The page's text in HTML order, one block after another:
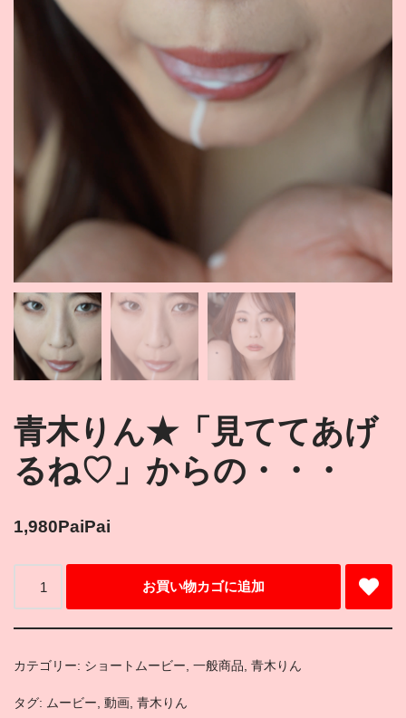
青木りん★「見ててあげ
るね♡」からの・・・
1,980PaiPai
お買い物カゴに追加
カテゴリー: ショートムービー, 一般商品, 青木りん
タグ: ムービー, 動画, 青木りん